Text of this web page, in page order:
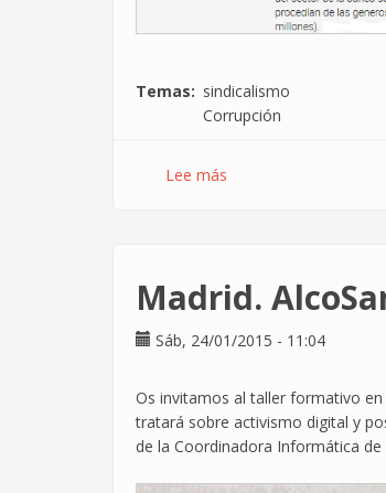
Temas
sindicalismo
Corrupción
Lee más
sobresueldos
CCOO
extiende
al
sector
Madrid.
Sáb, 24/01/2015 - 11:04
Os invitamos al taller formativo
tratará sobre activismo digital y
de la Coordinadora Informática de